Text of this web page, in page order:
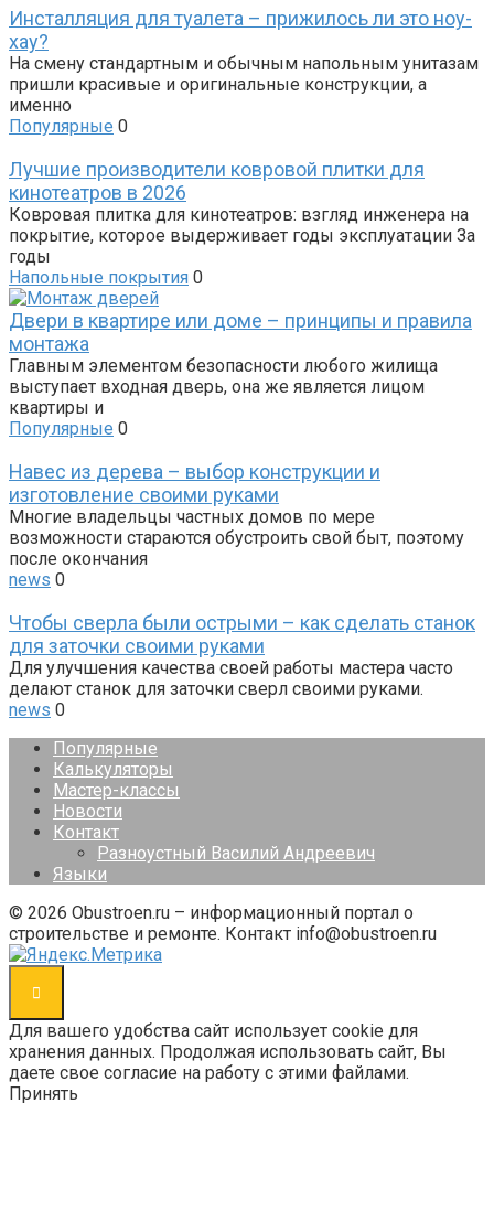
Инсталляция для туалета – прижилось ли это ноу-
хау?
На смену стандартным и обычным напольным унитазам
пришли красивые и оригинальные конструкции, а
именно
Популярные 0
Лучшие производители ковровой плитки для
кинотеатров в 2026
Ковровая плитка для кинотеатров: взгляд инженера на
покрытие, которое выдерживает годы эксплуатации За
годы
Напольные покрытия 0
Двери в квартире или доме – принципы и правила
монтажа
Главным элементом безопасности любого жилища
выступает входная дверь, она же является лицом
квартиры и
Популярные 0
Навес из дерева – выбор конструкции и
изготовление своими руками
Многие владельцы частных домов по мере
возможности стараются обустроить свой быт, поэтому
после окончания
news 0
Чтобы сверла были острыми – как сделать станок
для заточки своими руками
Для улучшения качества своей работы мастера часто
делают станок для заточки сверл своими руками.
news 0
Популярные
Калькуляторы
Мастер-классы
Новости
Контакт
Разноустный Василий Андреевич
Языки
© 2026 Obustroen.ru – информационный портал о
строительстве и ремонте. Контакт info@obustroen.ru
Для вашего удобства сайт использует cookie для
хранения данных. Продолжая использовать сайт, Вы
даете свое согласие на работу с этими файлами.
Принять